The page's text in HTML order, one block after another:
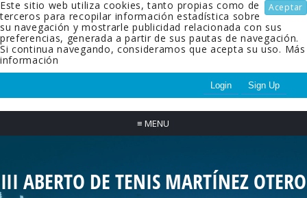
Aceptar
Este sitio web utiliza cookies, tanto propias como de
terceros para recopilar información estadística sobre
su navegación y mostrarle publicidad relacionada con sus
preferencias, generada a partir de sus pautas de navegación.
Si continua navegando, consideramos que acepta su uso. Más
información
Login Sign Up
≡ MENU
III ABERTO DE TENIS MARTÍNEZ OTERO